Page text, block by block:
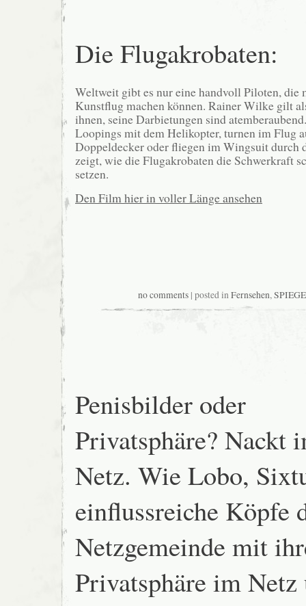
Die Flugakrobaten:
Weltweit gibt es nur eine handvoll Piloten, die
Kunstflug machen können. Rainer Wilke gilt
ihnen, seine Darbietungen sind
Loopings mit dem Helikopter, turnen im Flug
Doppeldecker oder fliegen im Wingsuit durch
zeigt, wie die Flugakrobaten die Schwerkraft
setzen.
Den Film hier in voller Länge ansehen
no comments| posted inFernsehen,
Penisbilder oder
Privatsphäre? Nackt
Netz. Wie Lobo,
einflussreiche Köpfe
Netzgemeinde mit
Privatsphäre im Netz